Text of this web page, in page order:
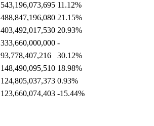
543,196,073,695 11.12%
488,847,196,080 21.15%
403,492,017,530 20.93%
333,660,000,000 -
93,778,407,216
30.12%
148,490,095,510 18.98%
124,805,037,373 0.93%
123,660,074,403 -15.44%